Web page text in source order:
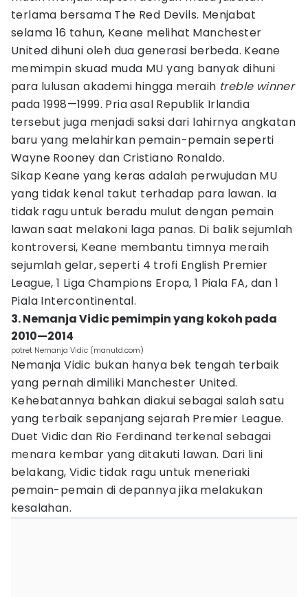
terlama bersama The Red Devils. Menjabat
selama 16 tahun, Keane melihat Manchester
United dihuni oleh dua generasi berbeda. Keane
memimpin skuad muda MU yang banyak dihuni
para lulusan akademi hingga meraih treble winner
pada 1998—1999. Pria asal Republik Irlandia
tersebut juga menjadi saksi dari lahirnya angkatan
baru yang melahirkan pemain-pemain seperti
Wayne Rooney dan Cristiano Ronaldo.
Sikap Keane yang keras adalah perwujudan MU
yang tidak kenal takut terhadap para lawan. Ia
tidak ragu untuk beradu mulut dengan pemain
lawan saat melakoni laga panas. Di balik sejumlah
kontroversi, Keane membantu timnya meraih
sejumlah gelar, seperti 4 trofi English Premier
League, 1 Liga Champions Eropa, 1 Piala FA, dan 1
Piala Intercontinental.
3. Nemanja Vidic pemimpin yang kokoh pada
2010—2014
potret Nemanja Vidic (manutd.com)
Nemanja Vidic bukan hanya bek tengah terbaik
yang pernah dimiliki Manchester United.
Kehebatannya bahkan diakui sebagai salah satu
yang terbaik sepanjang sejarah Premier League.
Duet Vidic dan Rio Ferdinand terkenal sebagai
menara kembar yang ditakuti lawan. Dari lini
belakang, Vidic tidak ragu untuk meneriaki
pemain-pemain di depannya jika melakukan
kesalahan.